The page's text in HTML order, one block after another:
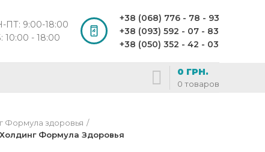
ПТ: 9:00-18:00
10:00 - 18:00
+38 (068) 776 - 78 - 93
+38 (093) 592 - 07 - 83
+38 (050) 352 - 42 - 03
0 товаров
0 ГРН.
Формула здоровья
Формула Здоровья